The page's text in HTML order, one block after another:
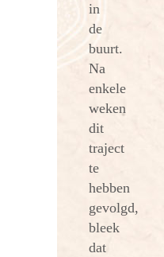
in
de
buurt.
Na
enkele
weken
dit
traject
te
hebben
gevolgd,
bleek
dat